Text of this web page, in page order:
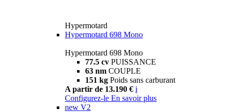
Hypermotard
Hypermotard 698 Mono
Hypermotard 698 Mono
77.5 cv PUISSANCE
63 nm COUPLE
151 kg Poids sans carburant
A partir de 13.190 € i
Configurez-le En savoir plus
new V2